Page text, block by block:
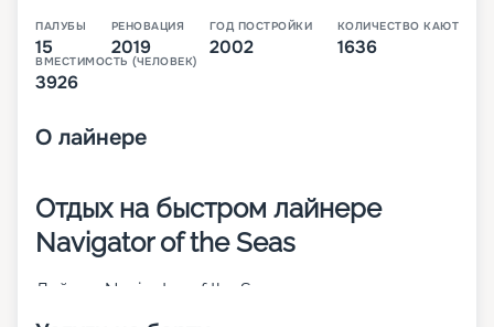
ПАЛУБЫ
15
РЕНОВАЦИЯ
2019
ГОД ПОСТРОЙКИ
2002
КОЛИЧЕСТВО КАЮТ
1636
ВМЕСТИМОСТЬ (ЧЕЛОВЕК)
3926
О лайнере
Отдых на быстром лайнере
Navigator of the Seas
Лайнер Navigator of the Seas – это круизное